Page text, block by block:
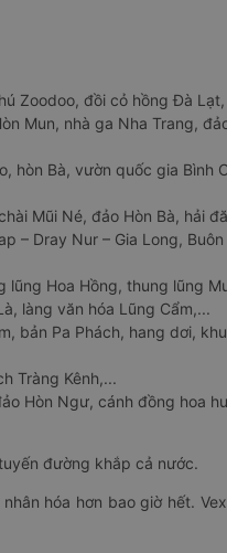
Zoodoo, đồi cỏ hồng Đà
Mun, nhà ga Nha Trang,
hòn Bà, vườn quốc gia Bình
Mũi Né, đảo Hòn Bà, hải
– Dray Nur – Gia Long,
lũng Hoa Hồng, thung lũng
làng văn hóa Lũng Cẩm,...
bản Pa Phách, hang dơi,
Tràng Kênh,...
Hòn Ngư, cánh đồng hoa
đường khắp cả nước.
hóa hơn bao giờ hết.